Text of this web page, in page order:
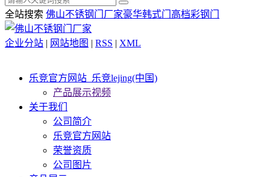
全站搜索 佛山不锈钢门厂家豪华韩式门 高档彩钢门
企业分站 | 网站地图 | RSS | XML
乐竞官方网站_乐竞lejing(中国)
产品展示视频
关于我们
公司简介
乐竞官方网站
荣誉资质
公司图片